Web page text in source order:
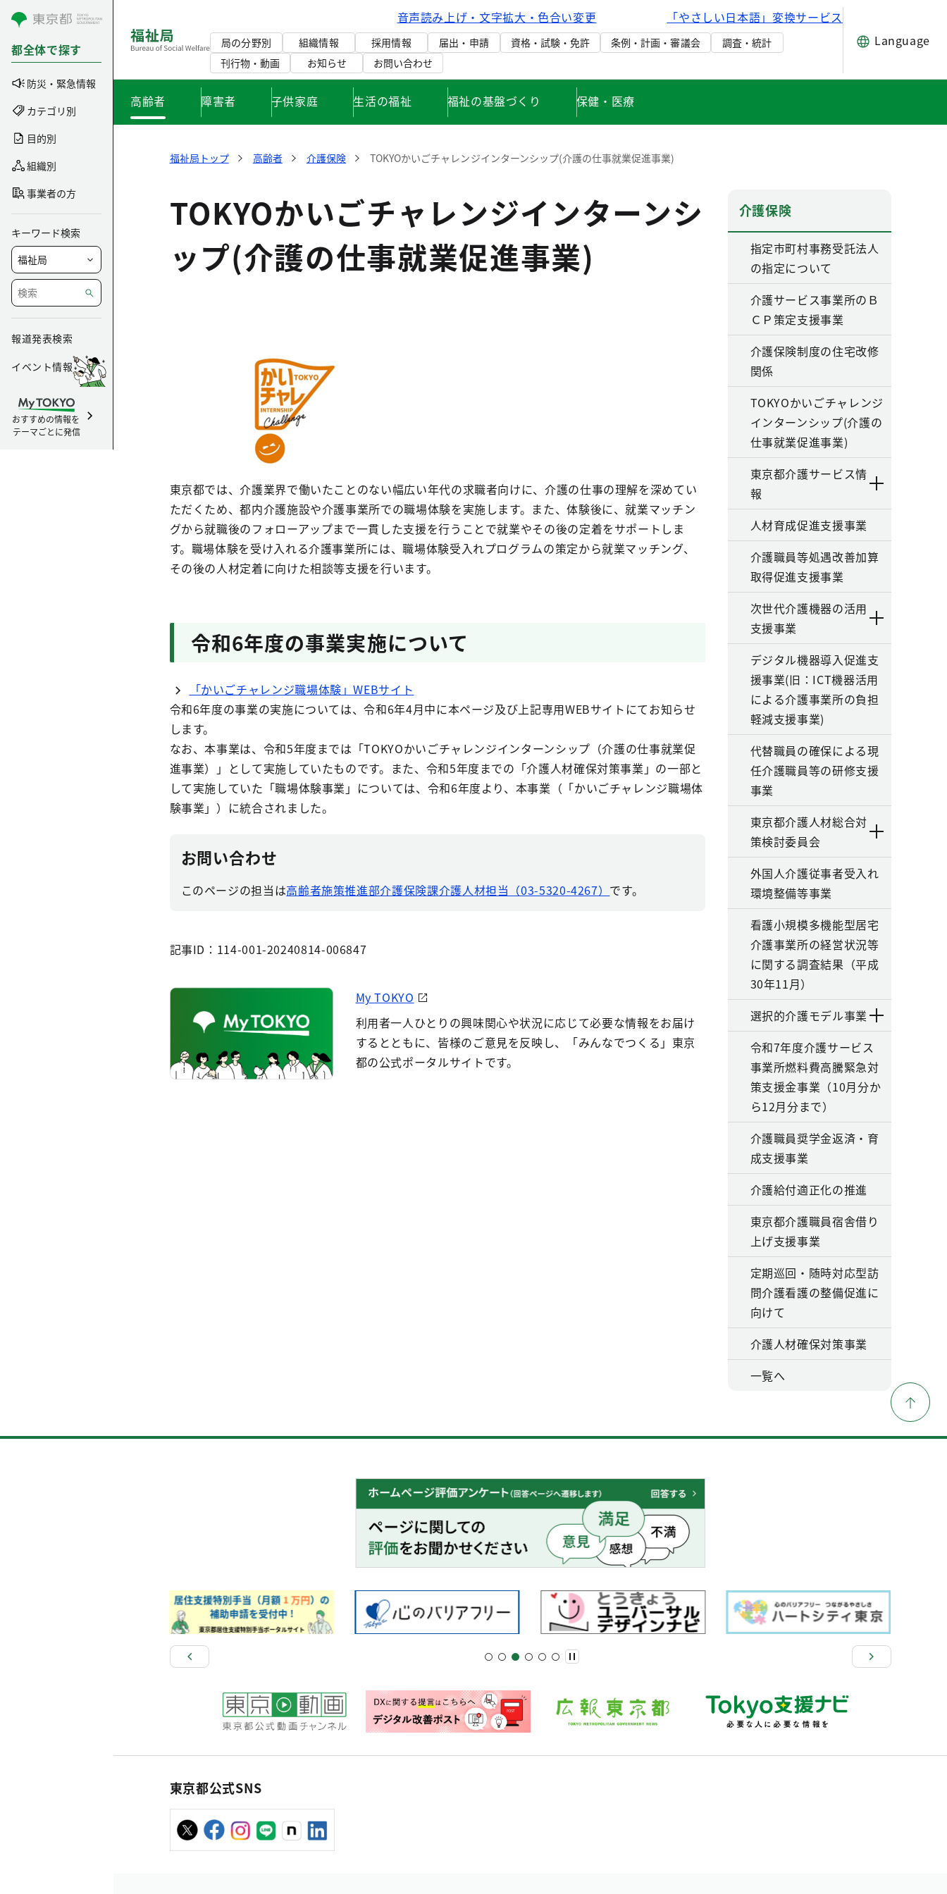
コンテンツにスキップ
都全体で探す
防災・緊急情報
カテゴリ別
目的別
組織別
事業者の方
キーワード検索
報道発表検索
イベント情報
おすすめの情報を
テーマごとに発信
音声読み上げ・文字拡大・色合い変更 「やさしい日本語」変換サービス
局の分野別 組織情報 採用情報 届出・申請 資格・試験・免許 条例・計画・審議会
調査・統計
刊行物・動画
お知らせ お問い合わせ
Language
高齢者 障害者 子供家庭 生活の福祉 福祉の基盤づくり 保健・医療
福祉局トップ 高齢者 介護保険 TOKYOかいごチャレンジインターンシップ(介護の仕事就業促進事業)
TOKYOかいごチャレンジインターンシ
ップ(介護の仕事就業促進事業)
東京都では、介護業界で働いたことのない幅広い年代の求職者向けに、介護の仕事の理解を深めてい
ただくため、都内介護施設や介護事業所での職場体験を実施します。また、体験後に、就業マッチン
グから就職後のフォローアップまで一貫した支援を行うことで就業やその後の定着をサポートしま
す。職場体験を受け入れる介護事業所には、職場体験受入れプログラムの策定から就業マッチング、
その後の人材定着に向けた相談等支援を行います。
令和6年度の事業実施について
「かいごチャレンジ職場体験」WEBサイト
令和6年度の事業の実施については、令和6年4月中に本ページ及び上記専用WEBサイトにてお知らせ
します。
なお、本事業は、令和5年度までは「TOKYOかいごチャレンジインターンシップ（介護の仕事就業促
進事業）」として実施していたものです。また、令和5年度までの「介護人材確保対策事業」の一部と
して実施していた「職場体験事業」については、令和6年度より、本事業（「かいごチャレンジ職場体
験事業」）に統合されました。
お問い合わせ
このページの担当は高齢者施策推進部介護保険課介護人材担当（03-5320-4267） です。
記事ID：114-001-20240814-006847
My TOKYO
利用者一人ひとりの興味関心や状況に応じて必要な情報をお届け
するとともに、皆様のご意見を反映し、「みんなでつくる」東京
都の公式ポータルサイトです。
介護保険
指定市町村事務受託法人
の指定について
介護サービス事業所のＢ
ＣＰ策定支援事業
介護保険制度の住宅改修
関係
TOKYOかいごチャレンジ
インターンシップ(介護の
仕事就業促進事業)
東京都介護サービス情
報
人材育成促進支援事業
介護職員等処遇改善加算
取得促進支援事業
次世代介護機器の活用
支援事業
デジタル機器導入促進支
援事業(旧：ICT機器活用
による介護事業所の負担
軽減支援事業)
代替職員の確保による現
任介護職員等の研修支援
事業
東京都介護人材総合対
策検討委員会
外国人介護従事者受入れ
環境整備等事業
看護小規模多機能型居宅
介護事業所の経営状況等
に関する調査結果（平成
30年11月）
選択的介護モデル事業
令和7年度介護サービス
事業所燃料費高騰緊急対
策支援金事業（10月分か
ら12月分まで）
介護職員奨学金返済・育
成支援事業
介護給付適正化の推進
東京都介護職員宿舎借り
上げ支援事業
定期巡回・随時対応型訪
問介護看護の整備促進に
向けて
介護人材確保対策事業
一覧へ
東京都公式SNS